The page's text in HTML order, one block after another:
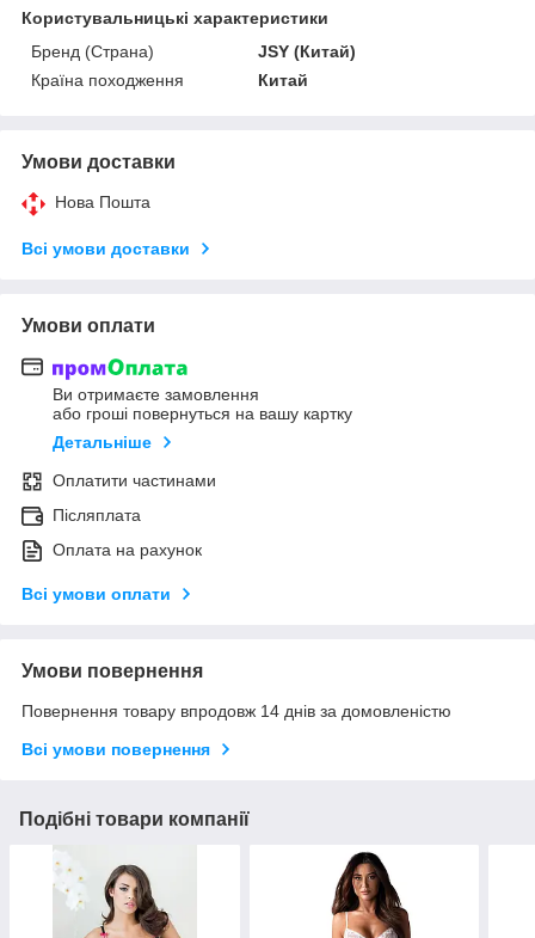
Користувальницькі характеристики
Бренд (Страна)
JSY (Китай)
Країна походження
Китай
Умови доставки
Нова Пошта
Всі умови доставки
Умови оплати
Ви отримаєте замовлення
або гроші повернуться на вашу картку
Детальніше
Оплатити частинами
Післяплата
Оплата на рахунок
Всі умови оплати
Умови повернення
Повернення товару впродовж 14 днів за домовленістю
Всі умови повернення
Подібні товари компанії